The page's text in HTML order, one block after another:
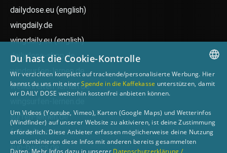
dailydose.eu (english)
wingdaily.de
wingdaily.eu(english)
dailydose-shop.de
windsurfen-lernen.de
wellenreiten-lernen.de
surfen-lernen.de
foilsurfen.de
sup-basics.de
GERMAN
Du hast die Cookie-Kontrolle
Wir verzichten komplett auf trackende/personalisierte Werbung. Hier
kannst du uns mit einerSpende in die Kaffekasse unterstützen, damit
wir DAILY DOSE weiterhin kostenfrei anbieten können.
Um Videos (Youtube, Vimeo), Karten (Google Maps) und Wetterinfos
(Windfinder) auf unserer Website zu aktivieren, ist deine Zustimmung
erforderlich. Diese Anbieter erfassen möglicherweise deine Nutzung
und kombinieren diese Infos mit anderen bereits gesammelten
Daten. Mehr Infos dazu in unserer Datenschutzerklärung /